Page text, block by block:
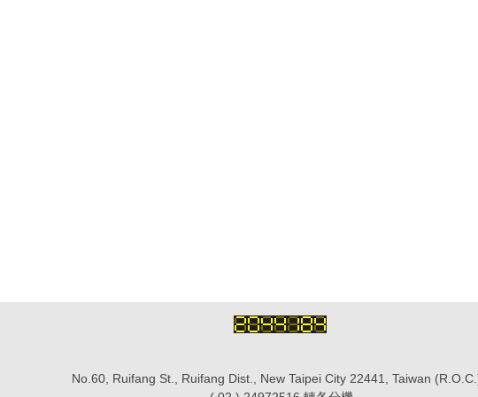
No.60, Ruifang St., Ruifang Dist., New Taipei City 22441, Taiwan